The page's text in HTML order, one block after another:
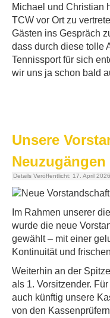
Michael und Christian
TCW vor Ort zu
Gästen ins Gespräch
dass durch diese tolle
Tennissport für sich
wir uns ja schon bald
Unsere
Neuzugängen
Details Veröffentlicht: 17. April 2026
Im Rahmen unserer
wurde die neue
gewählt – mit einer
Kontinuität und
Weiterhin an der
als 1. Vorsitzender.
auch künftig unsere
von den